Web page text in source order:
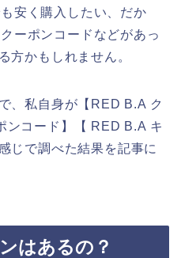
安く購入したい、だか
ーポンコードなどがあっ
方かもしれません。
、私自身が【RED B.A ク
ンコード】【 RED B.A キ
じで調べた結果を記事に
はあるの？